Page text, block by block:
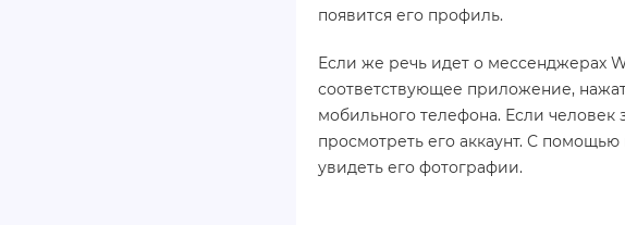
появится его профиль.
Если же речь идет о мессенджерах
соответствующее приложение,
мобильного телефона. Если
просмотреть его аккаунт. С
увидеть его фотографии.